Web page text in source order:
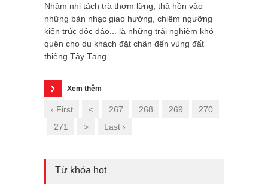
Nhâm nhi tách trà thơm lừng, thả hồn vào
những bản nhạc giao hưởng, chiêm ngưỡng
kiến trúc độc đáo... là những trải nghiệm khó
quên cho du khách đặt chân đến vùng đất
thiêng Tây Tạng.
Xem thêm
‹ First < 267 268 269
270
271
> Last ›
Từ khóa hot